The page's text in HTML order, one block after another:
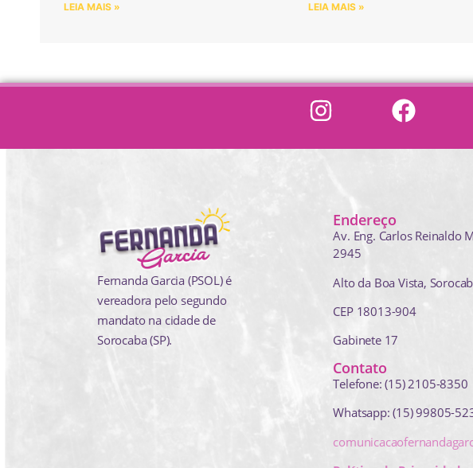
LEIA MAIS » LEIA MAIS »
Fernanda Garcia (PSOL) é
vereadora pelo segundo
mandato na cidade de
Sorocaba (SP).
Endereço
Av. Eng. Carlos Reinaldo
2945
Alto da Boa Vista,
CEP 18013-904
Gabinete 17
Contato
Telefone: (15) 2105-8350
Whatsapp: (15) 99805-